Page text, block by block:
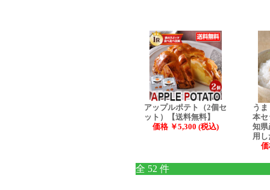
アップルポテト（2個セ
ット）【送料無料】
価格 ￥5,300 (税込)
う
本セ
知県
用
価
全 52 件